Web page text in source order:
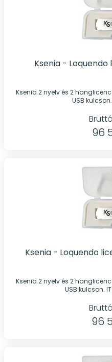
Ksenia - Loquendo
Ksenia 2 nyelv és 2
USB kulcson.
96
Ksenia 2 nyelv és 2
USB kulcson.
96